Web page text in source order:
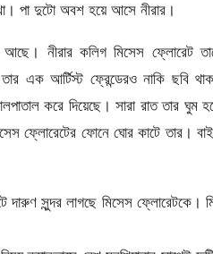
পা দুটো অবশ হয়ে আসে নীরার।
আছে। নীরার কলিগ মিসেস ফ্লোরেট
এক আর্টিস্ট ফ্রেন্ডেরও নাকি ছবি
করে দিয়েছে। সারা রাত তার ঘুম
ফ্লোরেটের ফোনে ঘোর কাটে তার।
সুন্দর লাগছে মিসেস ফ্লোরেটকে।